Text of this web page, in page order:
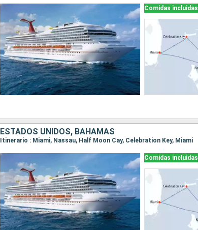
Comidas incluidas
ESTADOS UNIDOS, BAHAMAS
Itinerario : Miami, Nassau, Half Moon Cay, Celebration Key, Miami
Comidas incluidas